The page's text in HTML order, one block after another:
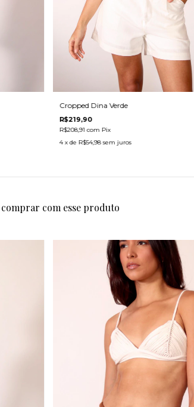
Cropped Dina Verde
R$219,90
R$208,91com Pix
4 x de R$54,98 sem juros
comprar com esse produto